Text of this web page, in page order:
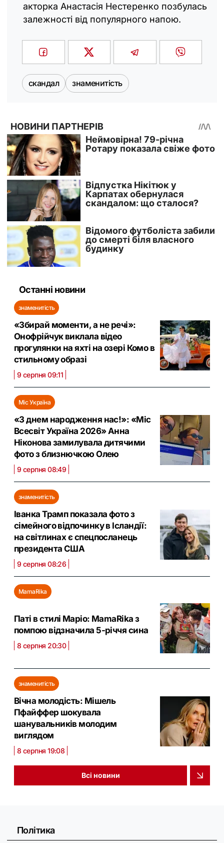
акторка Анастасія Нестеренко позбулась
залежності від популярного напою.
скандал знаменитість
Останні новини
знаменитість
«Збирай моменти, а не речі»:
Онофрійчук виклала відео
прогулянки на яхті на озері Комо в
стильному образі
9 серпня 09:11
Міс Україна
«З днем народження нас!»: «Міс
Всесвіт Україна 2026» Анна
Ніконова замилувала дитячими
фото з близнючкою Олею
9 серпня 08:49
знаменитість
Іванка Трамп показала фото з
сімейного відпочинку в Ісландії:
на світлинах є спецпосланець
президента США
9 серпня 08:26
MamaRika
Паті в стилі Маріо: MamaRika з
помпою відзначила 5-річчя сина
8 серпня 20:30
знаменитість
Вічна молодість: Мішель
Пфайффер шокувала
шанувальників молодим
виглядом
8 серпня 19:08
Всі новини
Політика